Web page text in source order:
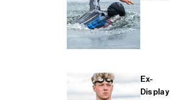
Ex-
Display